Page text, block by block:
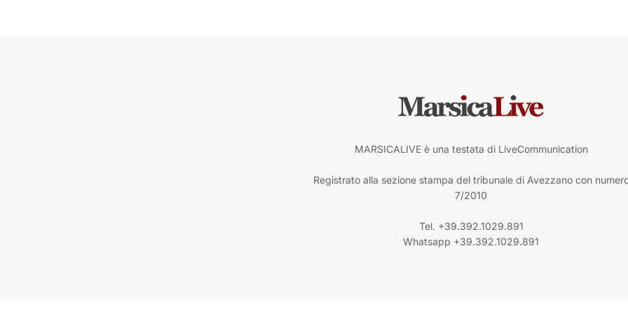
MARSICALIVE è una testata di LiveCommunication
Registrato alla sezione stampa del tribunale di Avezzano con
7/2010
Tel. +39.392.1029.891
Whatsapp +39.392.1029.891